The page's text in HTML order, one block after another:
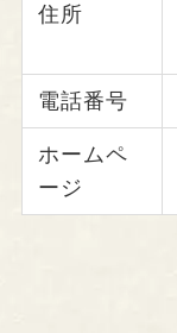
住所
電話番号
ホームペ
ージ